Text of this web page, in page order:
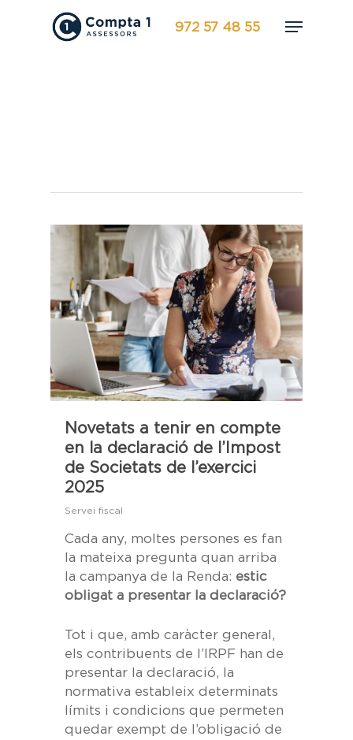
972 57 48 55
Novetats a tenir en compte
en la declaració de l’Impost
de Societats de l’exercici
2025
Servei fiscal
Cada any, moltes persones es fan
la mateixa pregunta quan arriba
la campanya de la Renda: estic
obligat a presentar la declaració?
Tot i que, amb caràcter general,
els contribuents de l’IRPF han de
presentar la declaració, la
normativa estableix determinats
límits i condicions que permeten
quedar exempt de l’obligació de